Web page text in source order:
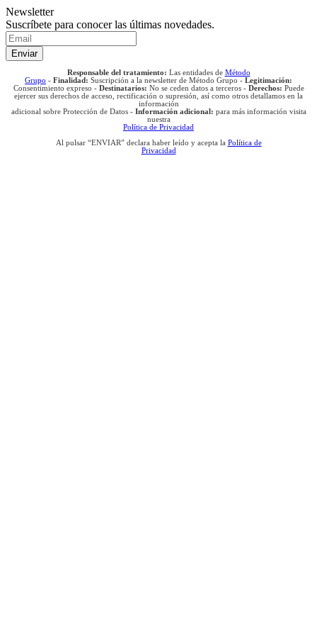
Newsletter
Suscríbete para conocer las últimas novedades.
Responsable del tratamiento: Las entidades de Método
Grupo - Finalidad: Suscripción a la newsletter de Método Grupo - Legitimación:
Consentimiento expreso - Destinatarios: No se ceden datos a terceros - Derechos: Puede
ejercer sus derechos de acceso, rectificación o supresión, así como otros detallamos en la
información
adicional sobre Protección de Datos - Información adicional: para más información visita
Política de Privacidad
Al pulsar “ENVIAR” declara haber leído y acepta la Política de
Privacidad